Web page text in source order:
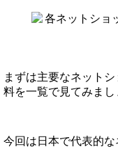
まずは主要なネット
料を一覧で見てみまし
今回は日本で代表的な